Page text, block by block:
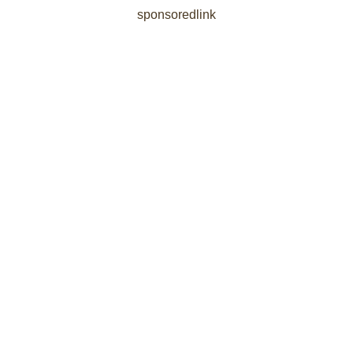
sponsoredlink